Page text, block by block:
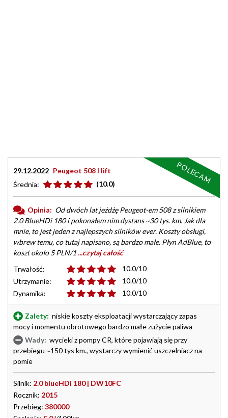
29.12.2022 Peugeot 508 I lift
Średnia:
(10.0)
Opinia: Od dwóch lat jeżdżę Peugeot-em 508 z silnikiem
2.0 BlueHDi 180 i pokonałem nim dystans ~30 tys. km. Jak dla
mnie, to jest jeden z najlepszych silników ever. Koszty obsługi,
wbrew temu, co tutaj napisano, są bardzo małe. Płyn AdBlue, to
koszt około 5 PLN/1 ...czytaj całość
Trwałość:
10.0/10
Utrzymanie:
10.0/10
Dynamika:
10.0/10
Zalety: niskie koszty eksploatacji wystarczający zapas
mocy i momentu obrotowego bardzo małe zużycie paliwa
Wady: wycieki z pompy CR, które pojawiają się przy
przebiegu ~150 tys km., wystarczy wymienić uszczelniacz na
pomie
Silnik: 2.0 blueHDi 180 | DW10FC
Rocznik: 2015
Przebieg: 380000
POLECAM